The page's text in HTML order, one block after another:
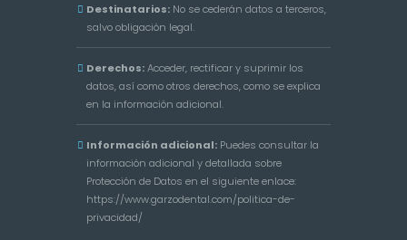
Destinatarios: No se cederán datos a terceros,
salvo obligación legal.
Derechos:Acceder, rectificar y suprimir los
datos, así como otros derechos, como se explica
en la información adicional.
Información adicional: Puedes consultar la
información adicional y detallada sobre
Protección de Datos en el siguiente enlace:
https://www.garzodental.com/politica-de-
privacidad/